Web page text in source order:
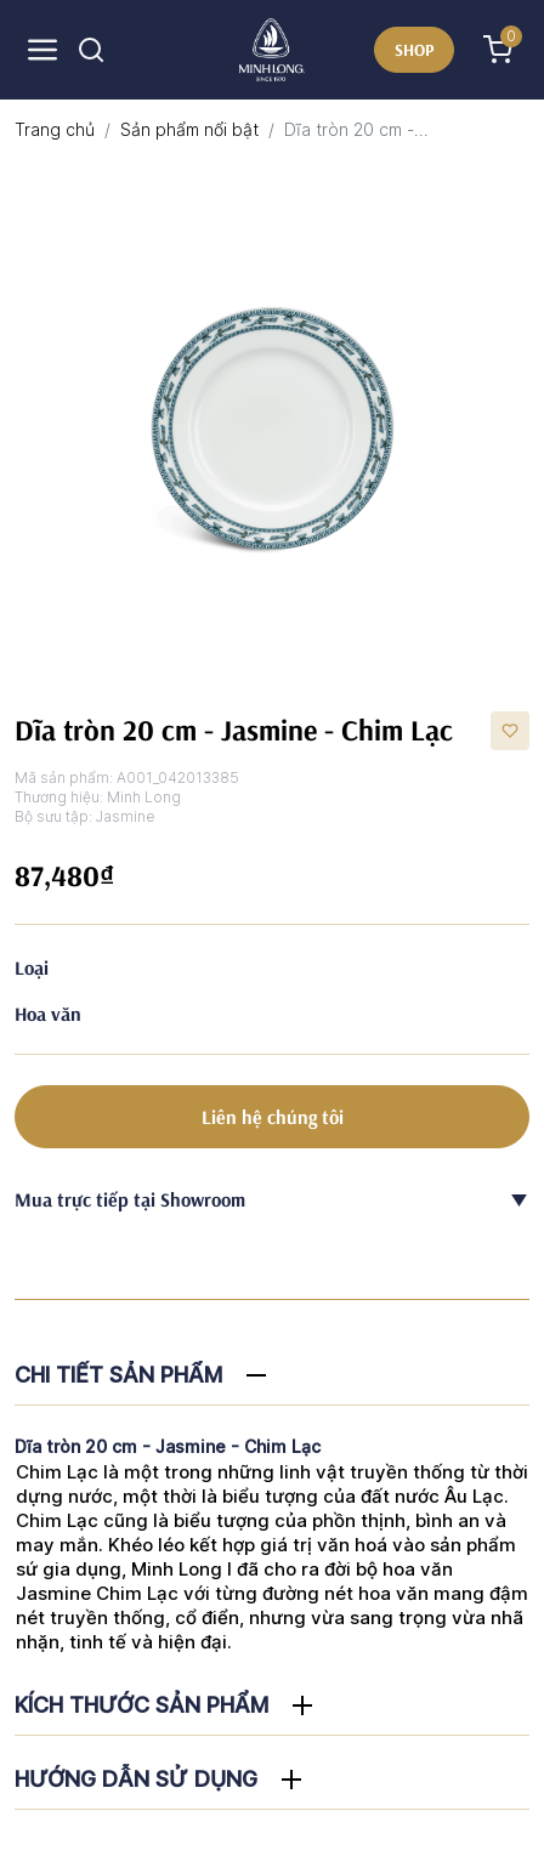
SHOP
0
Trang chủ Sản phẩm nổi bật Dĩa tròn 20 cm -...
Dĩa tròn 20 cm - Jasmine - Chim Lạc
Mã sản phẩm: A001_042013385
Thương hiệu: Minh Long
Bộ sưu tập: Jasmine
87,480₫
Loại
Hoa văn
Liên hệ chúng tôi
Mua trực tiếp tại Showroom
CHI TIẾT SẢN PHẨM
Dĩa tròn 20 cm - Jasmine - Chim Lạc
Chim Lạc là một trong những linh vật truyền thống từ thời
dựng nước, một thời là biểu tượng của đất nước Âu Lạc.
Chim Lạc cũng là biểu tượng của phồn thịnh, bình an và
may mắn. Khéo léo kết hợp giá trị văn hoá vào sản phẩm
sứ gia dụng, Minh Long I đã cho ra đời bộ hoa văn
Jasmine Chim Lạc với từng đường nét hoa văn mang đậm
nét truyền thống, cổ điển, nhưng vừa sang trọng vừa nhã
nhặn, tinh tế và hiện đại.
KÍCH THƯỚC SẢN PHẨM
HƯỚNG DẪN SỬ DỤNG